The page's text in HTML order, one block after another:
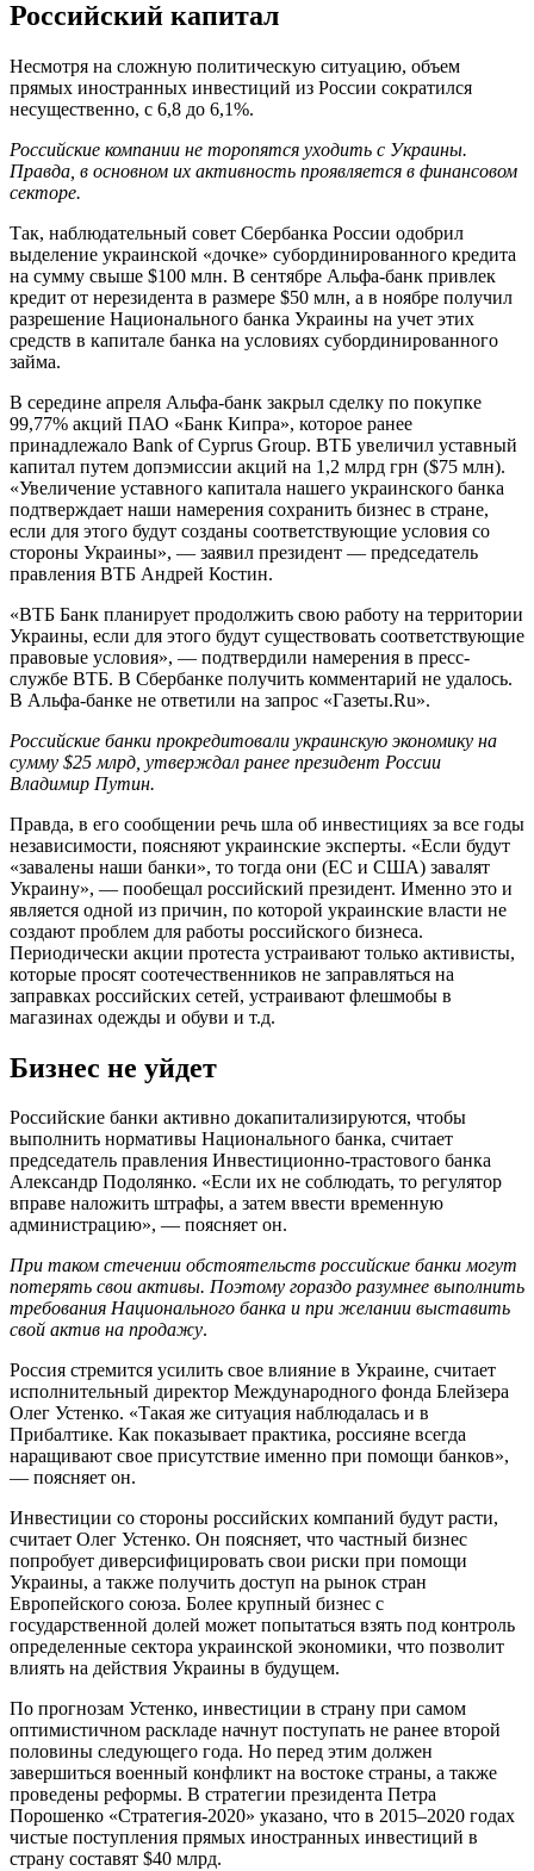
Российский капитал
Несмотря на сложную политическую ситуацию, объем
прямых иностранных инвестиций из России сократился
несущественно, с 6,8 до 6,1%.
Российские компании не торопятся уходить с Украины.
Правда, в основном их активность проявляется в финансовом
секторе.
Так, наблюдательный совет Сбербанка России одобрил
выделение украинской «дочке» субординированного кредита
на сумму свыше $100 млн. В сентябре Альфа-банк привлек
кредит от нерезидента в размере $50 млн, а в ноябре получил
разрешение Национального банка Украины на учет этих
средств в капитале банка на условиях субординированного
займа.
В середине апреля Альфа-банк закрыл сделку по покупке
99,77% акций ПАО «Банк Кипра», которое ранее
принадлежало Bank of Cyprus Group. ВТБ увеличил уставный
капитал путем допэмиссии акций на 1,2 млрд грн ($75 млн).
«Увеличение уставного капитала нашего украинского банка
подтверждает наши намерения сохранить бизнес в стране,
если для этого будут созданы соответствующие условия со
стороны Украины», — заявил президент — председатель
правления ВТБ Андрей Костин.
«ВТБ Банк планирует продолжить свою работу на территории
Украины, если для этого будут существовать соответствующие
правовые условия», — подтвердили намерения в пресс-
службе ВТБ. В Сбербанке получить комментарий не удалось.
В Альфа-банке не ответили на запрос «Газеты.Ru».
Российские банки прокредитовали украинскую экономику на
сумму $25 млрд, утверждал ранее президент России
Владимир Путин.
Правда, в его сообщении речь шла об инвестициях за все годы
независимости, поясняют украинские эксперты. «Если будут
«завалены наши банки», то тогда они (ЕС и США) завалят
Украину», — пообещал российский президент. Именно это и
является одной из причин, по которой украинские власти не
создают проблем для работы российского бизнеса.
Периодически акции протеста устраивают только активисты,
которые просят соотечественников не заправляться на
заправках российских сетей, устраивают флешмобы в
магазинах одежды и обуви и т.д.
Бизнес не уйдет
Российские банки активно докапитализируются, чтобы
выполнить нормативы Национального банка, считает
председатель правления Инвестиционно-трастового банка
Александр Подолянко. «Если их не соблюдать, то регулятор
вправе наложить штрафы, а затем ввести временную
администрацию», — поясняет он.
При таком стечении обстоятельств российские банки могут
потерять свои активы. Поэтому гораздо разумнее выполнить
требования Национального банка и при желании выставить
свой актив на продажу.
Россия стремится усилить свое влияние в Украине, считает
исполнительный директор Международного фонда Блейзера
Олег Устенко. «Такая же ситуация наблюдалась и в
Прибалтике. Как показывает практика, россияне всегда
наращивают свое присутствие именно при помощи банков»,
— поясняет он.
Инвестиции со стороны российских компаний будут расти,
считает Олег Устенко. Он поясняет, что частный бизнес
попробует диверсифицировать свои риски при помощи
Украины, а также получить доступ на рынок стран
Европейского союза. Более крупный бизнес с
государственной долей может попытаться взять под контроль
определенные сектора украинской экономики, что позволит
влиять на действия Украины в будущем.
По прогнозам Устенко, инвестиции в страну при самом
оптимистичном раскладе начнут поступать не ранее второй
половины следующего года. Но перед этим должен
завершиться военный конфликт на востоке страны, а также
проведены реформы. В стратегии президента Петра
Порошенко «Стратегия-2020» указано, что в 2015–2020 годах
чистые поступления прямых иностранных инвестиций в
страну составят $40 млрд.